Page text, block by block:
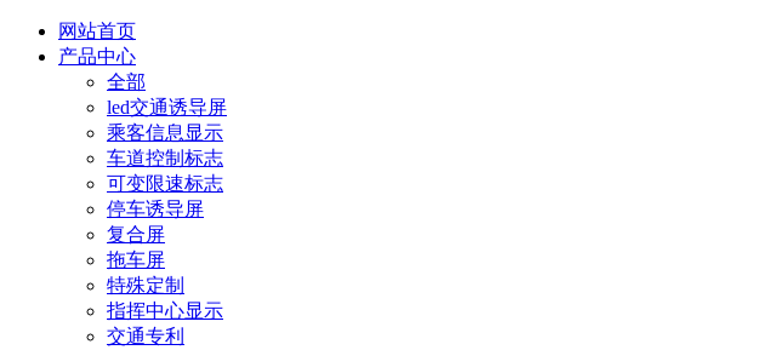
网站首页
产品中心
全部
led交通诱导屏
乘客信息显示
车道控制标志
可变限速标志
停车诱导屏
复合屏
拖车屏
特殊定制
指挥中心显示
交通专利